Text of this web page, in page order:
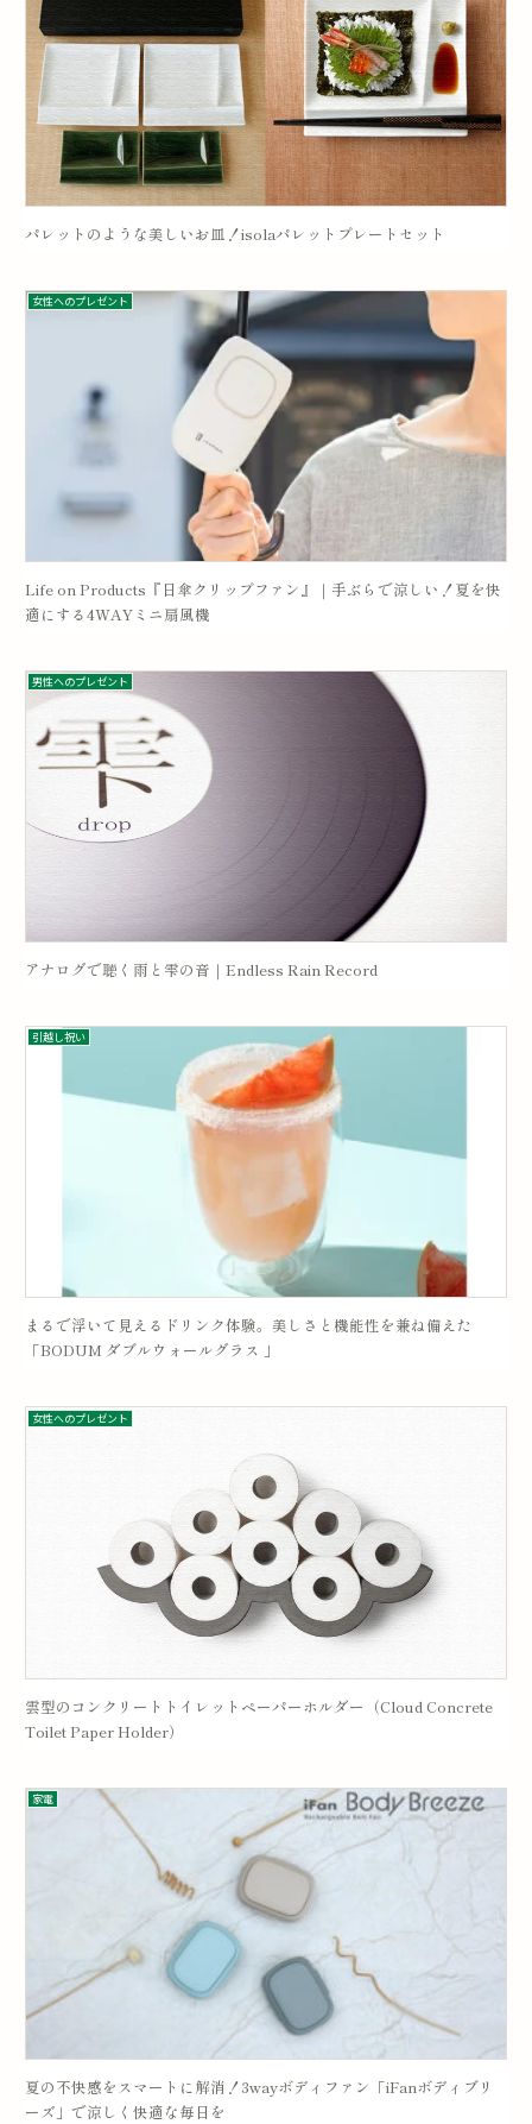
パレットのような美しいお皿！isolaパレットプレートセット
女性へのプレゼント
Life on Products『日傘クリップファン』｜手ぶらで涼しい！夏を快
適にする4WAYミニ扇風機
男性へのプレゼント
アナログで聴く雨と雫の音｜Endless Rain Record
引越し祝い
まるで浮いて見えるドリンク体験。美しさと機能性を兼ね備えた
「BODUM ダブルウォールグラス 」
女性へのプレゼント
雲型のコンクリートトイレットペーパーホルダー（Cloud Concrete
Toilet Paper Holder）
家電
夏の不快感をスマートに解消！3wayボディファン「iFanボディブリ
ーズ」で涼しく快適な毎日を